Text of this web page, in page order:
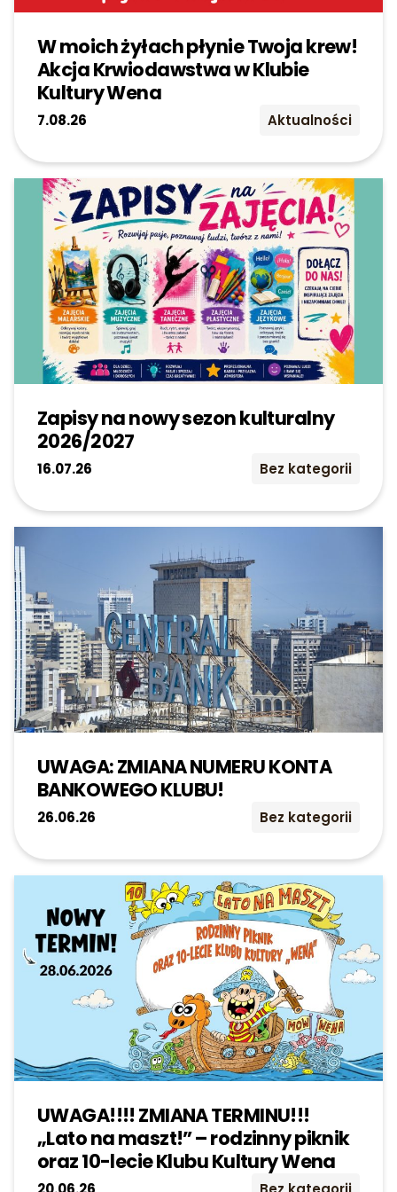
FB. Życzymy
Szukaj:
W moich żyłach płynie Twoja krew!
Akcja Krwiodawstwa w Klubie
Kultury Wena
7.08.26 Aktualności
Zapisy na nowy sezon kulturalny
2026/2027
16.07.26 Bez kategorii
UWAGA: ZMIANA NUMERU KONTA
BANKOWEGO KLUBU!
26.06.26 Bez kategorii
UWAGA!!!! ZMIANA TERMINU!!!
„Lato na maszt!” – rodzinny piknik
oraz 10-lecie Klubu Kultury Wena